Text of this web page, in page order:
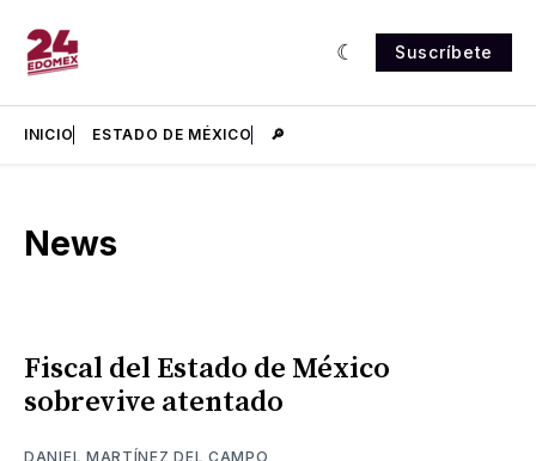
Suscríbete
INICIO ESTADO DE MÉXICO 🔎
News
Fiscal del Estado de México
sobrevive atentado
DANIEL MARTÍNEZ DEL CAMPO